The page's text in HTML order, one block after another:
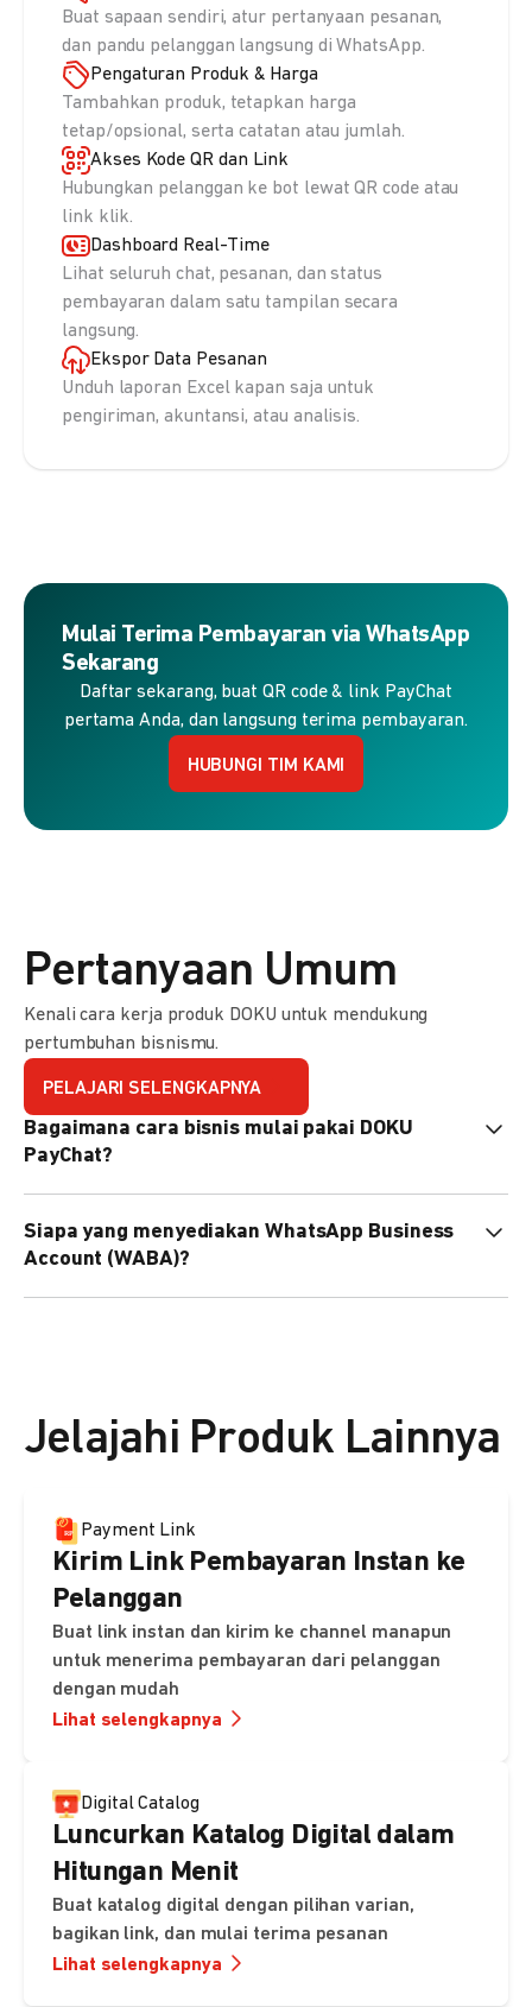
Buat sapaan sendiri, atur pertanyaan pesanan,
dan pandu pelanggan langsung di WhatsApp.
Pengaturan Produk & Harga
Tambahkan produk, tetapkan harga
tetap/opsional, serta catatan atau jumlah.
Akses Kode QR dan Link
Hubungkan pelanggan ke bot lewat QR code atau
link klik.
Dashboard Real-Time
Lihat seluruh chat, pesanan, dan status
pembayaran dalam satu tampilan secara
langsung.
Ekspor Data Pesanan
Unduh laporan Excel kapan saja untuk
pengiriman, akuntansi, atau analisis.
Mulai Terima Pembayaran via WhatsApp
Sekarang
Daftar sekarang, buat QR code & link PayChat
pertama Anda, dan langsung terima pembayaran.
HUBUNGI TIM KAMI
Pertanyaan Umum
Kenali cara kerja produk DOKU untuk mendukung
pertumbuhan bisnismu.
PELAJARI SELENGKAPNYA
Bagaimana cara bisnis mulai pakai DOKU
PayChat?
nanti tim kami bantu setup. Bisa juga pakai nomor
WhatsApp bisnis yang sudah dimiliki sendiri, atau dari
DOKU yang buatkan WhatsApp Bisnis terverifikasi juga
Siapa yang menyediakan WhatsApp Business
Account (WABA)?
Jelajahi Produk Lainnya
Payment Link
Kirim Link Pembayaran Instan ke
Pelanggan
Buat link instan dan kirim ke channel manapun
untuk menerima pembayaran dari pelanggan
dengan mudah
Lihat selengkapnya
Digital Catalog
Luncurkan Katalog Digital dalam
Hitungan Menit
Buat katalog digital dengan pilihan varian,
bagikan link, dan mulai terima pesanan
Lihat selengkapnya